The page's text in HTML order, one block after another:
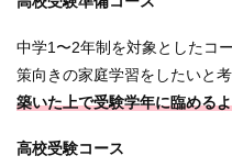
中学1〜2年制を対象としたコ
策向きの家庭学習をしたいと
築いた上で受験学年に臨める
高校受験コース